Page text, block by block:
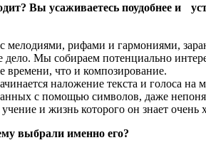
Вы усаживаетесь поудобнее и
рифами и гармониями,
Мы собираем потенциально
времени, что и композирование.
наложение текста и голоса
с помощью символов, даже
учение и жизнь которого он знает очень
выбрали именно его?